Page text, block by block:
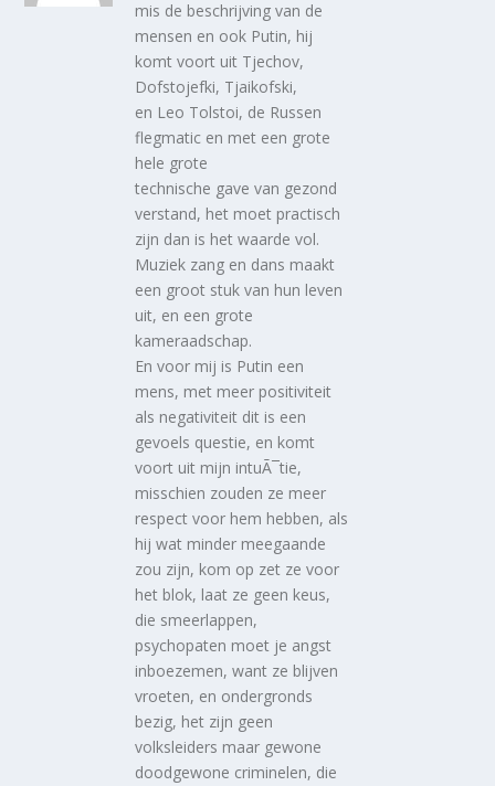
mis de beschrijving van de
mensen en ook Putin, hij
komt voort uit Tjechov,
Dofstojefki, Tjaikofski,
en Leo Tolstoi, de Russen
flegmatic en met een grote
hele grote
technische gave van gezond
verstand, het moet practisch
zijn dan is het waarde vol.
Muziek zang en dans maakt
een groot stuk van hun leven
uit, en een grote
kameraadschap.
En voor mij is Putin een
mens, met meer positiviteit
als negativiteit dit is een
gevoels questie, en komt
voort uit mijn intuÃ¯tie,
misschien zouden ze meer
respect voor hem hebben, als
hij wat minder meegaande
zou zijn, kom op zet ze voor
het blok, laat ze geen keus,
die smeerlappen,
psychopaten moet je angst
inboezemen, want ze blijven
vroeten, en ondergronds
bezig, het zijn geen
volksleiders maar gewone
doodgewone criminelen, die